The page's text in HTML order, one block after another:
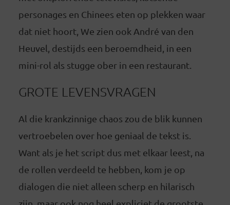
personages en Chinees eten op plekken waar
dat niet hoort, We zien ook André van den
Heuvel, destijds een beroemdheid, in een
mini-rol als stugge ober in een restaurant.
GROTE LEVENSVRAGEN
Al die krankzinnige chaos zou de blik kunnen
vertroebelen over hoe geniaal de tekst is.
Want als je het script dus met elkaar leest, na
de rollen verdeeld te hebben, kom je op
dialogen die niet alleen scherp en hilarisch